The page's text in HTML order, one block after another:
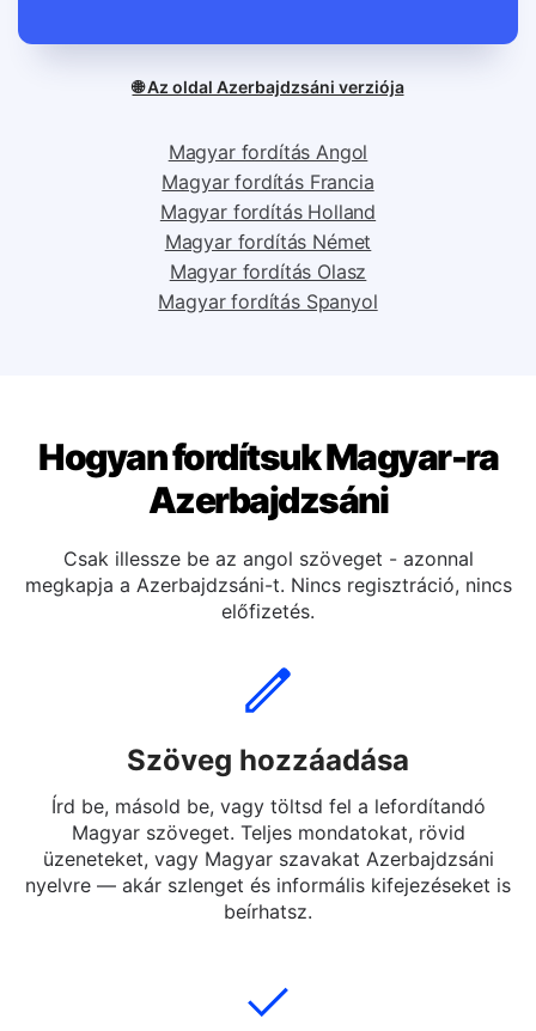
🌐 Az oldal Azerbajdzsáni verziója
Magyar fordítás Angol
Magyar fordítás Francia
Magyar fordítás Holland
Magyar fordítás Német
Hogyan fordítsuk Magyar-ra
Azerbajdzsáni
Csak illessze be az angol szöveget - azonnal
előfizetés.
Szöveg hozzáadása
Írd be, másold be, vagy töltsd fel a lefordítandó
Magyar szöveget. Teljes mondatokat, rövid
üzeneteket, vagy Magyar szavakat Azerbajdzsáni